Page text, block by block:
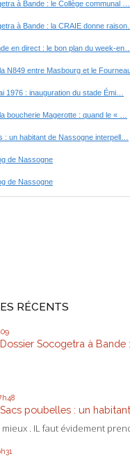
RÉCENTS
Dossier Socogetra à Bande
Sacs poubelles : un
. IL faut évidement